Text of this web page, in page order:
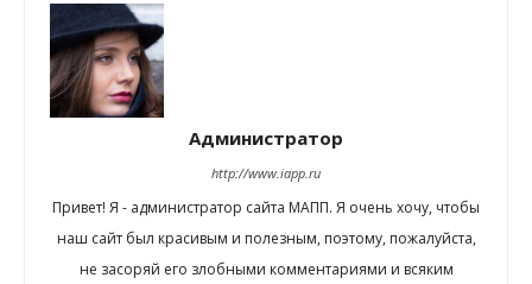
Администратор
http://www.iapp.ru
Привет! Я - администратор сайта МАПП. Я очень хочу, чтобы
наш сайт был красивым и полезным, поэтому, пожалуйста,
не засоряй его злобными комментариями и всяким